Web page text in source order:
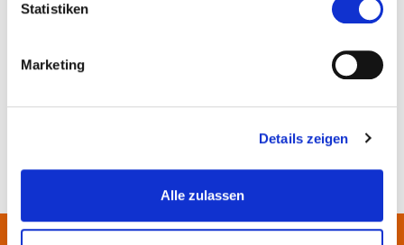
Statistiken
Marketing
Details zeigen
Alle zulassen